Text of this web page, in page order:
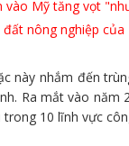
Mỹ tăng vọt
nông nghiệp của
này nhắm đến
Ra mắt vào
10 lĩnh vực